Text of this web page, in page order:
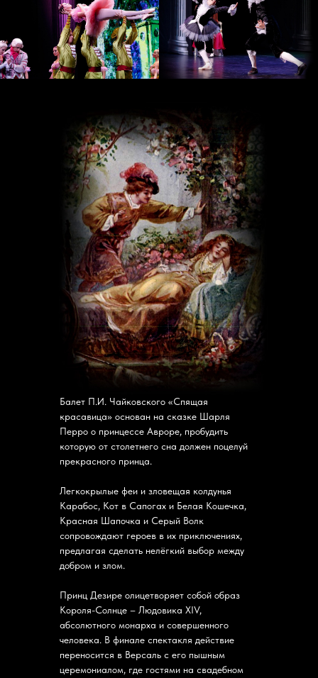
Балет П.И. Чайковского «Спящая
красавица» основан на сказке Шарля
Перро о принцессе Авроре, пробудить
которую от столетнего сна должен поцелуй
прекрасного принца.
Легкокрылые феи и зловещая колдунья
Карабос, Кот в Сапогах и Белая Кошечка,
Красная Шапочка и Серый Волк
сопровождают героев в их приключениях,
предлагая сделать нелёгкий выбор между
добром и злом.
Принц Дезире олицетворяет собой образ
Короля-Солнце – Людовика XIV,
абсолютного монарха и совершенного
человека. В финале спектакля действие
переносится в Версаль с его пышным
церемониалом, где гостями на свадебном